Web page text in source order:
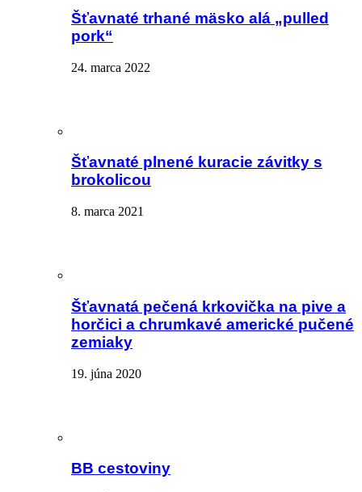
Šťavnaté trhané mäsko alá „pulled
pork“
24. marca 2022
Šťavnaté plnené kuracie závitky s
brokolicou
8. marca 2021
Šťavnatá pečená krkovička na pive a
horčici a chrumkavé americké pučené
zemiaky
19. júna 2020
BB cestoviny